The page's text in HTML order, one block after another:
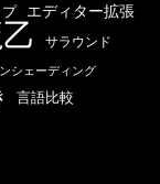
エディター拡張
サラウンド
シェーディング
言語比較